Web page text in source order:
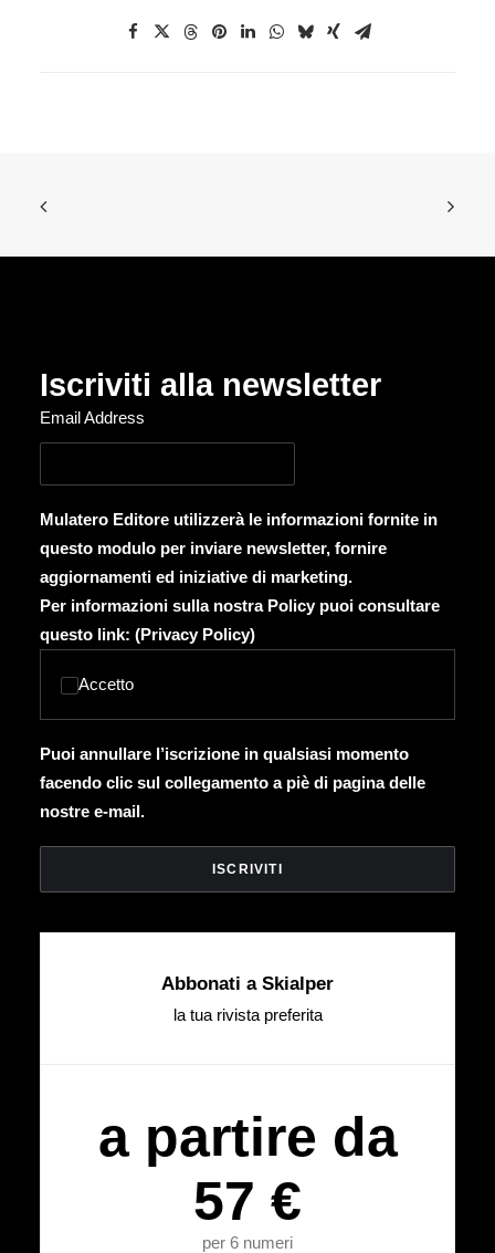
Iscriviti alla newsletter
Email Address
Mulatero Editore utilizzerà le informazioni fornite in
questo modulo per inviare newsletter, fornire
aggiornamenti ed iniziative di marketing.
Per informazioni sulla nostra Policy puoi consultare
questo link: (Privacy Policy)
Accetto
Puoi annullare l’iscrizione in qualsiasi momento
facendo clic sul collegamento a piè di pagina delle
nostre e-mail.
Abbonati a Skialper
la tua rivista preferita
a partire da
57 €
per 6 numeri